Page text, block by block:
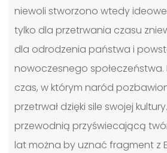
niewoli stworzono wtedy
tylko dla przetrwania czasu
dla odrodzenia państwa i
nowoczesnego społeczeństwa.
czas, w którym naród
przetrwał dzięki sile swojej
przewodnią przyświecającą
lat można by uznać fragment z